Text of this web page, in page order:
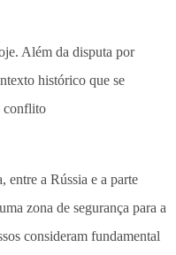
Além da disputa por
histórico que se
conflito